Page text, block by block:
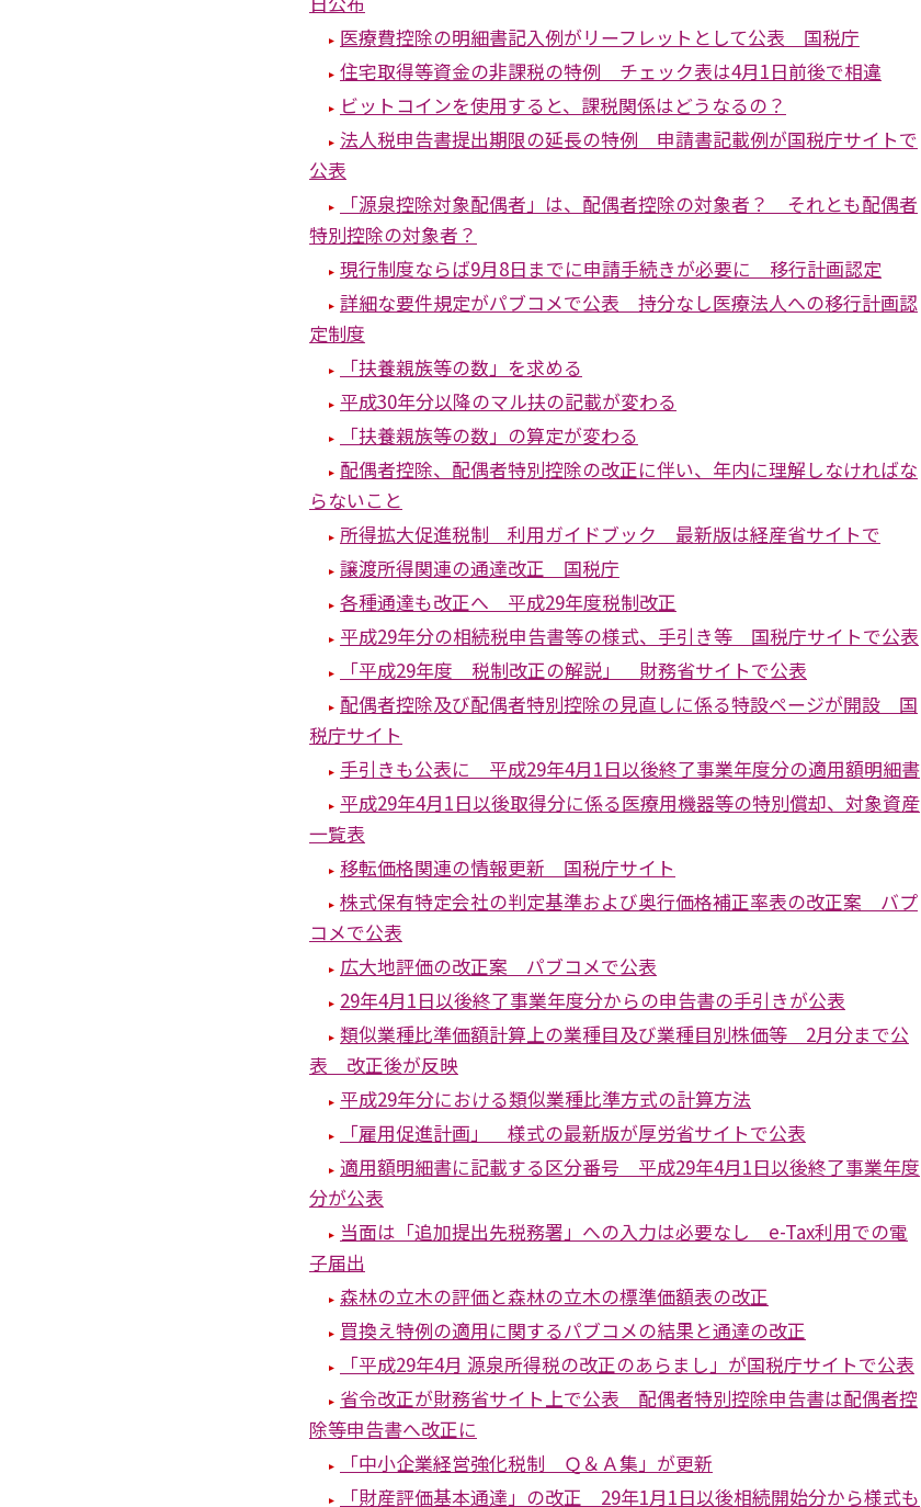
医療費控除の明細書記入例がリーフレットとして公表 国税庁
住宅取得等資金の非課税の特例 チェック表は4月1日前後で相違
ビットコインを使用すると、課税関係はどうなるの？
法人税申告書提出期限の延長の特例 申請書記載例が国税庁サイトで
公表
「源泉控除対象配偶者」は、配偶者控除の対象者？ それとも配偶者
特別控除の対象者？
現行制度ならば9月8日までに申請手続きが必要に 移行計画認定
詳細な要件規定がパブコメで公表 持分なし医療法人への移行計画認
定制度
「扶養親族等の数」を求める
平成30年分以降のマル扶の記載が変わる
「扶養親族等の数」の算定が変わる
配偶者控除、配偶者特別控除の改正に伴い、年内に理解しなければな
らないこと
所得拡大促進税制 利用ガイドブック 最新版は経産省サイトで
譲渡所得関連の通達改正 国税庁
各種通達も改正へ 平成29年度税制改正
平成29年分の相続税申告書等の様式、手引き等 国税庁サイトで公表
「平成29年度 税制改正の解説」 財務省サイトで公表
配偶者控除及び配偶者特別控除の見直しに係る特設ページが開設 国
税庁サイト
手引きも公表に 平成29年4月1日以後終了事業年度分の適用額明細書
平成29年4月1日以後取得分に係る医療用機器等の特別償却、対象資産
一覧表
移転価格関連の情報更新 国税庁サイト
株式保有特定会社の判定基準および奥行価格補正率表の改正案 バプ
コメで公表
広大地評価の改正案 パブコメで公表
29年4月1日以後終了事業年度分からの申告書の手引きが公表
類似業種比準価額計算上の業種目及び業種目別株価等 2月分まで公
表 改正後が反映
平成29年分における類似業種比準方式の計算方法
「雇用促進計画」 様式の最新版が厚労省サイトで公表
適用額明細書に記載する区分番号 平成29年4月1日以後終了事業年度
分が公表
当面は「追加提出先税務署」への入力は必要なし e-Tax利用での電
子届出
森林の立木の評価と森林の立木の標準価額表の改正
買換え特例の適用に関するパブコメの結果と通達の改正
「平成29年4月 源泉所得税の改正のあらまし」が国税庁サイトで公表
省令改正が財務省サイト上で公表 配偶者特別控除申告書は配偶者控
除等申告書へ改正に
「中小企業経営強化税制 Ｑ＆Ａ集」が更新
「財産評価基本通達」の改正 29年1月1日以後相続開始分から様式も